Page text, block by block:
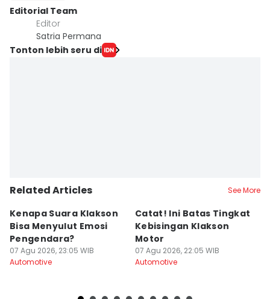
Editorial Team
Editor
Satria Permana
Tonton lebih seru di
Related Articles See More
Kenapa Suara Klakson
Bisa Menyulut Emosi
Pengendara?
07 Agu 2026, 23:05 WIB
Automotive
Catat! Ini Batas Tingkat
Kebisingan Klakson
Motor
07 Agu 2026, 22:05 WIB
Automotive